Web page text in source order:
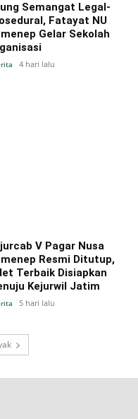
Semangat Legal-
Fatayat NU
Gelar Sekolah
4 hari lalu
V Pagar Nusa
Resmi Ditutup,
Terbaik Disiapkan
Kejurwil Jatim
5 hari lalu